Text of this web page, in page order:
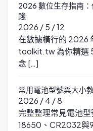
2026 數位生存指南
踐
2026 / 5 / 12
在數據橫行的 2026
toolkit.tw 為你精選
念 […]
常用電池型號與大小
2026 / 4 / 8
完整整理常見電池型
18650、CR2032與